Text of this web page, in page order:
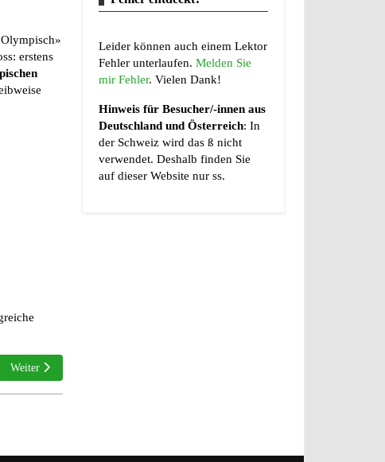
erstens
Nächster Beitrag: Der/die Cervelat/Servela(t) – wie man die Schweizer
Weiter
Leider können auch einem Lektor
Fehler unterlaufen. Melden Sie
mir Fehler. Vielen Dank!
Hinweis für Besucher/-innen aus
Deutschland und Österreich: In
der Schweiz wird das ß nicht
verwendet. Deshalb finden Sie
auf dieser Website nur ss.